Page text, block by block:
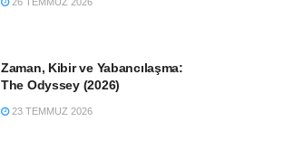
Zaman, Kibir ve Yabancılaşma:
The Odyssey (2026)
23 TEMMUZ 2026